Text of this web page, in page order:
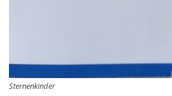
Sternenkinder